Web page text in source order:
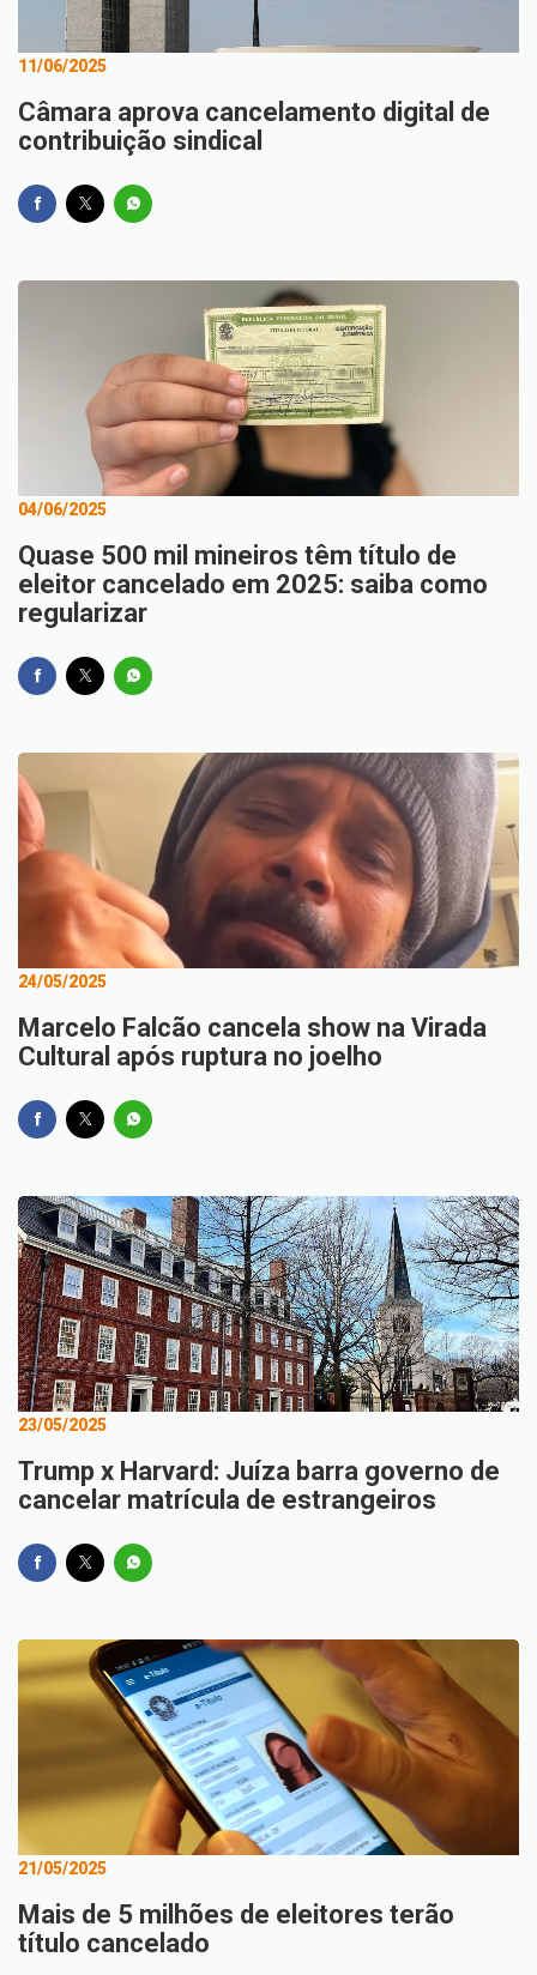
11/06/2025
Câmara aprova cancelamento digital de
contribuição sindical
04/06/2025
Quase 500 mil mineiros têm título de
eleitor cancelado em 2025: saiba como
regularizar
24/05/2025
Marcelo Falcão cancela show na Virada
Cultural após ruptura no joelho
23/05/2025
Trump x Harvard: Juíza barra governo de
cancelar matrícula de estrangeiros
21/05/2025
Mais de 5 milhões de eleitores terão
título cancelado